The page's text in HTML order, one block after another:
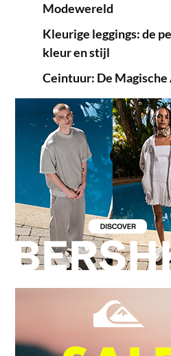
Modewereld
Kleurige leggings: de
kleur en stijl
Ceintuur: De